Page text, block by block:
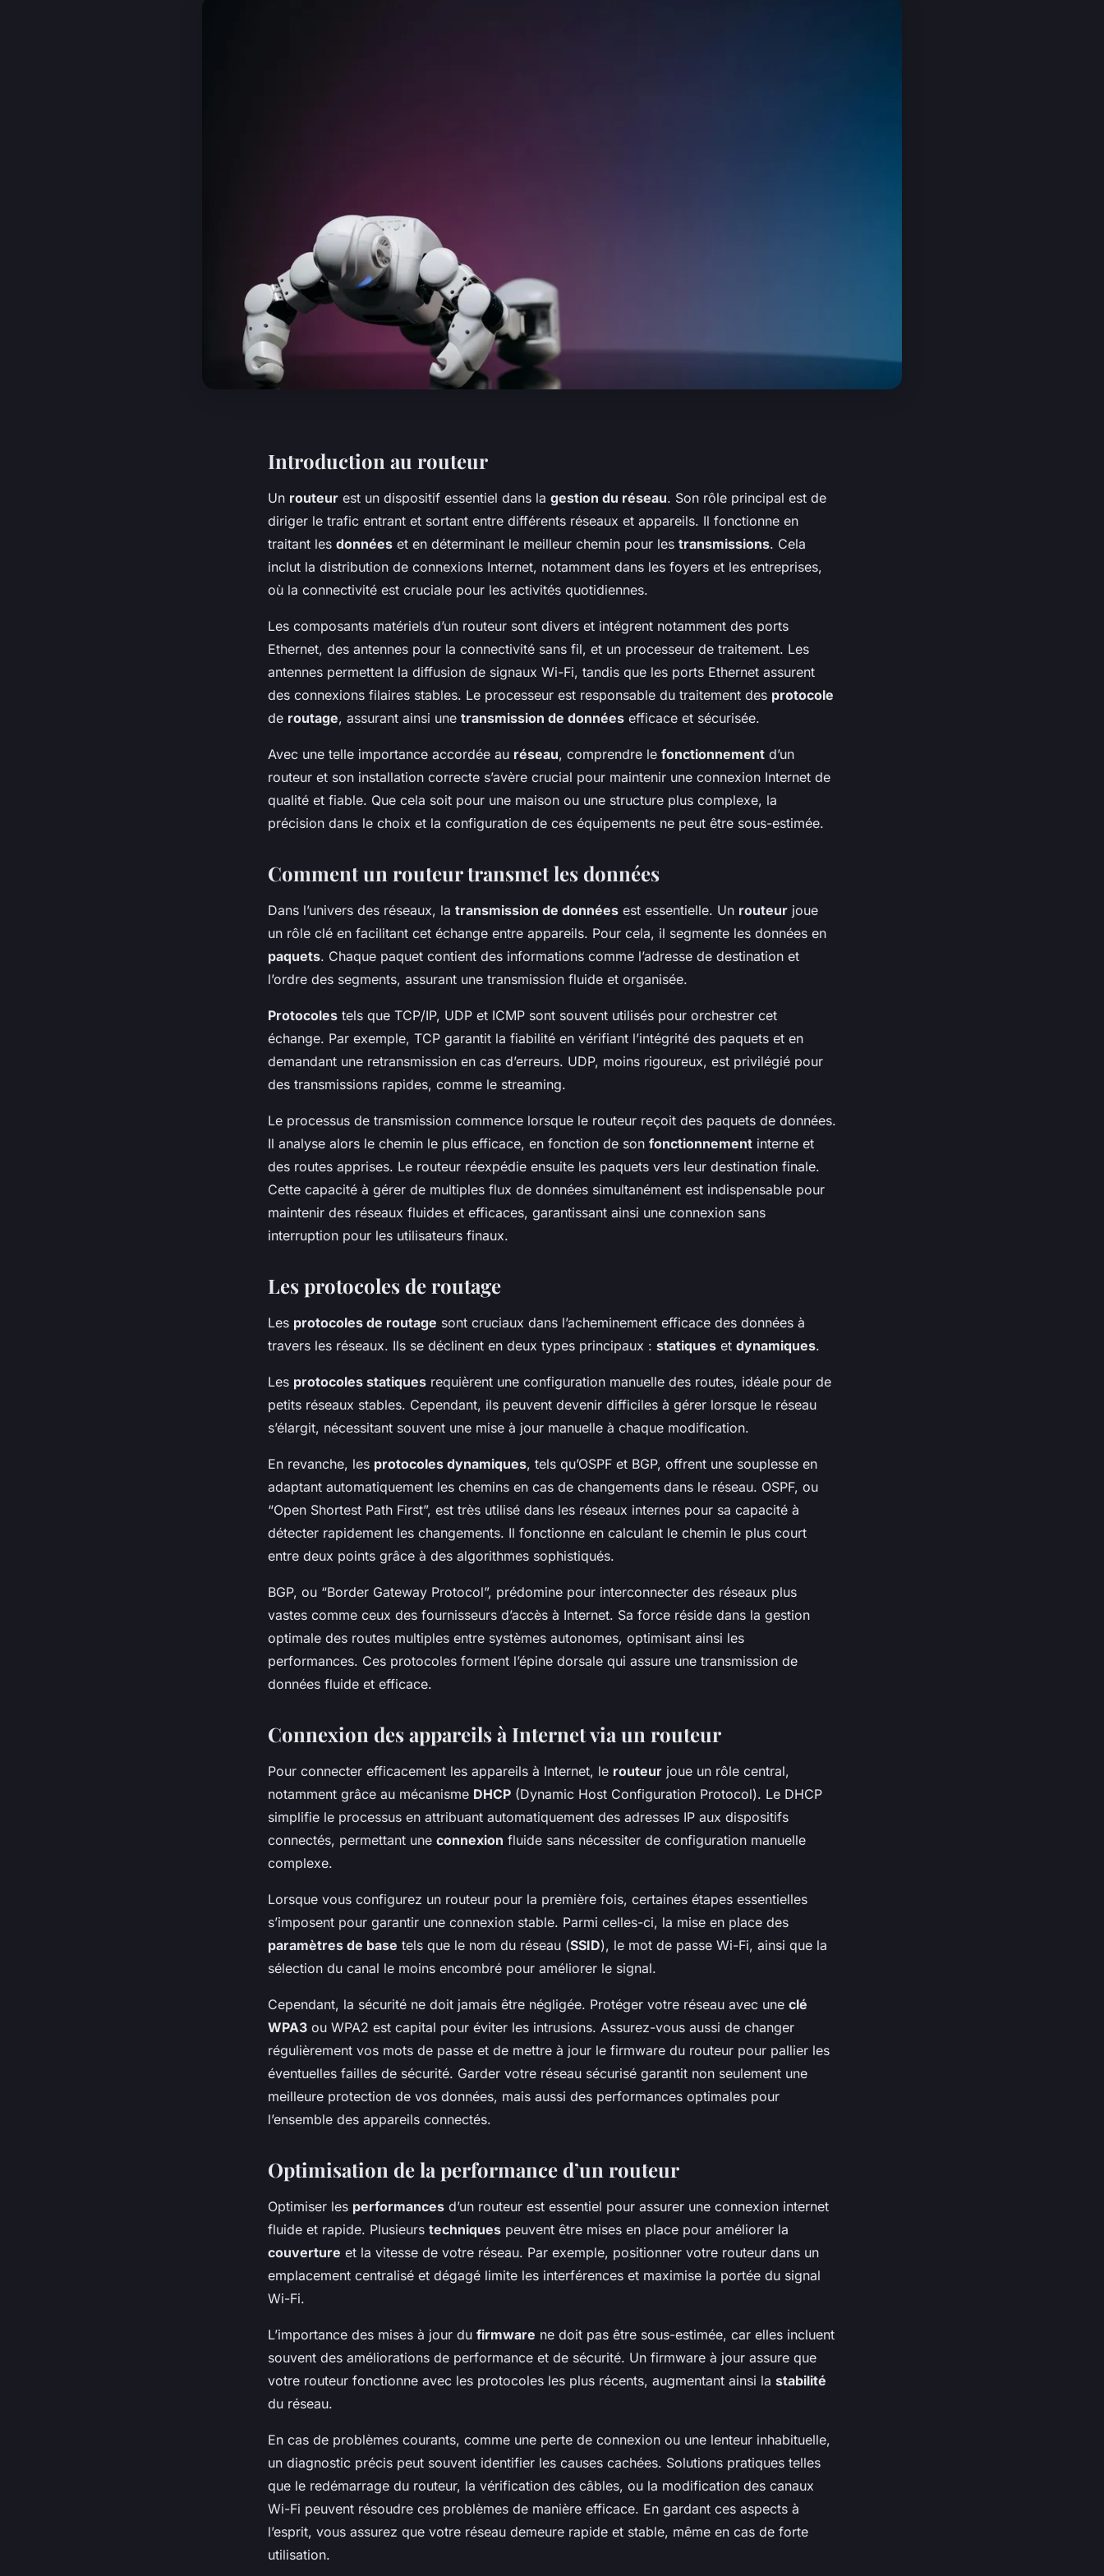
Introduction au routeur
Un routeur est un dispositif essentiel dans la gestion du réseau. Son rôle principal est de
diriger le trafic entrant et sortant entre différents réseaux et appareils. Il fonctionne en
traitant les données et en déterminant le meilleur chemin pour les transmissions. Cela
inclut la distribution de connexions Internet, notamment dans les foyers et les entreprises,
où la connectivité est cruciale pour les activités quotidiennes.
Les composants matériels d’un routeur sont divers et intégrent notamment des ports
Ethernet, des antennes pour la connectivité sans fil, et un processeur de traitement. Les
antennes permettent la diffusion de signaux Wi-Fi, tandis que les ports Ethernet assurent
des connexions filaires stables. Le processeur est responsable du traitement des protocole
de routage, assurant ainsi une transmission de données efficace et sécurisée.
Avec une telle importance accordée au réseau, comprendre le fonctionnement d’un
routeur et son installation correcte s’avère crucial pour maintenir une connexion Internet de
qualité et fiable. Que cela soit pour une maison ou une structure plus complexe, la
précision dans le choix et la configuration de ces équipements ne peut être sous-estimée.
Comment un routeur transmet les données
Dans l’univers des réseaux, la transmission de données est essentielle. Un routeur joue
un rôle clé en facilitant cet échange entre appareils. Pour cela, il segmente les données en
paquets. Chaque paquet contient des informations comme l’adresse de destination et
l’ordre des segments, assurant une transmission fluide et organisée.
Protocoles tels que TCP/IP, UDP et ICMP sont souvent utilisés pour orchestrer cet
échange. Par exemple, TCP garantit la fiabilité en vérifiant l’intégrité des paquets et en
demandant une retransmission en cas d’erreurs. UDP, moins rigoureux, est privilégié pour
des transmissions rapides, comme le streaming.
Le processus de transmission commence lorsque le routeur reçoit des paquets de données.
Il analyse alors le chemin le plus efficace, en fonction de son fonctionnement interne et
des routes apprises. Le routeur réexpédie ensuite les paquets vers leur destination finale.
Cette capacité à gérer de multiples flux de données simultanément est indispensable pour
maintenir des réseaux fluides et efficaces, garantissant ainsi une connexion sans
interruption pour les utilisateurs finaux.
Les protocoles de routage
Les protocoles de routage sont cruciaux dans l’acheminement efficace des données à
travers les réseaux. Ils se déclinent en deux types principaux : statiques et dynamiques.
Les protocoles statiques requièrent une configuration manuelle des routes, idéale pour de
petits réseaux stables. Cependant, ils peuvent devenir difficiles à gérer lorsque le réseau
s’élargit, nécessitant souvent une mise à jour manuelle à chaque modification.
En revanche, les protocoles dynamiques, tels qu’OSPF et BGP, offrent une souplesse en
adaptant automatiquement les chemins en cas de changements dans le réseau. OSPF, ou
“Open Shortest Path First”, est très utilisé dans les réseaux internes pour sa capacité à
détecter rapidement les changements. Il fonctionne en calculant le chemin le plus court
entre deux points grâce à des algorithmes sophistiqués.
BGP, ou “Border Gateway Protocol”, prédomine pour interconnecter des réseaux plus
vastes comme ceux des fournisseurs d’accès à Internet. Sa force réside dans la gestion
optimale des routes multiples entre systèmes autonomes, optimisant ainsi les
performances. Ces protocoles forment l’épine dorsale qui assure une transmission de
données fluide et efficace.
Connexion des appareils à Internet via un routeur
Pour connecter efficacement les appareils à Internet, le routeur joue un rôle central,
notamment grâce au mécanisme DHCP (Dynamic Host Configuration Protocol). Le DHCP
simplifie le processus en attribuant automatiquement des adresses IP aux dispositifs
connectés, permettant une connexion fluide sans nécessiter de configuration manuelle
complexe.
Lorsque vous configurez un routeur pour la première fois, certaines étapes essentielles
s’imposent pour garantir une connexion stable. Parmi celles-ci, la mise en place des
paramètres de base tels que le nom du réseau (SSID), le mot de passe Wi-Fi, ainsi que la
sélection du canal le moins encombré pour améliorer le signal.
Cependant, la sécurité ne doit jamais être négligée. Protéger votre réseau avec une clé
WPA3 ou WPA2 est capital pour éviter les intrusions. Assurez-vous aussi de changer
régulièrement vos mots de passe et de mettre à jour le firmware du routeur pour pallier les
éventuelles failles de sécurité. Garder votre réseau sécurisé garantit non seulement une
meilleure protection de vos données, mais aussi des performances optimales pour
l’ensemble des appareils connectés.
Optimisation de la performance d’un routeur
Optimiser les performances d’un routeur est essentiel pour assurer une connexion internet
fluide et rapide. Plusieurs techniques peuvent être mises en place pour améliorer la
couverture et la vitesse de votre réseau. Par exemple, positionner votre routeur dans un
emplacement centralisé et dégagé limite les interférences et maximise la portée du signal
Wi-Fi.
L’importance des mises à jour du firmware ne doit pas être sous-estimée, car elles incluent
souvent des améliorations de performance et de sécurité. Un firmware à jour assure que
votre routeur fonctionne avec les protocoles les plus récents, augmentant ainsi la stabilité
du réseau.
En cas de problèmes courants, comme une perte de connexion ou une lenteur inhabituelle,
un diagnostic précis peut souvent identifier les causes cachées. Solutions pratiques telles
que le redémarrage du routeur, la vérification des câbles, ou la modification des canaux
Wi-Fi peuvent résoudre ces problèmes de manière efficace. En gardant ces aspects à
l’esprit, vous assurez que votre réseau demeure rapide et stable, même en cas de forte
utilisation.